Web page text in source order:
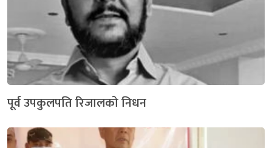
पूर्व उपकुलपति रिजालको निधन